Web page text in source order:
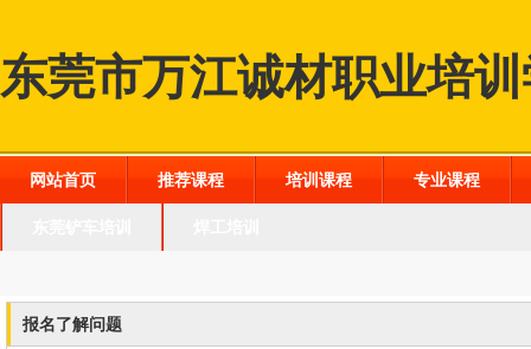
东莞市万江诚材职业培
网站首页 推荐课程 培训课程 专业课程
报名了解问题